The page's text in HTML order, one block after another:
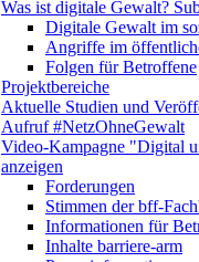
Was ist digitale Gewalt?
Digitale Gewalt im
Angriffe im
Folgen für Betroffene
Projektbereiche
Aktuelle Studien und
Aufruf #NetzOhneGewalt
Video-Kampagne "Digital
anzeigen
Forderungen
Stimmen der bff-
Informationen für
Inhalte barriere-arm